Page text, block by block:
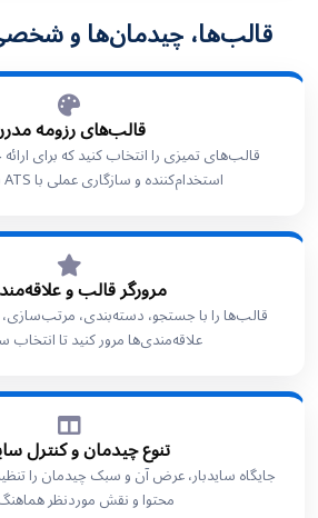
قالب‌ها، چیدمان‌ها و
قالب‌های رزومه
قالب‌های تمیزی را انتخاب کنید که برای
استخدام‌کننده و سازگاری عملی با ATS ساخته شده‌اند.
مرورگر قالب و
قالب‌ها را با جستجو، دسته‌بندی،
علاقه‌مندی‌ها مرور کنید تا انتخاب
تنوع چیدمان و کنترل
جایگاه سایدبار، عرض آن و سبک چیدمان را
محتوا و نقش موردنظر